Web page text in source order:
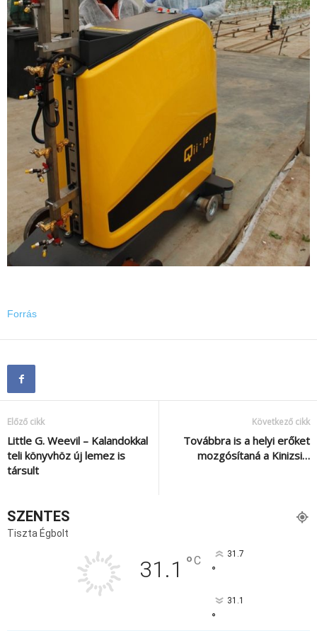
Forrás
Előző cikk
Little G. Weevil – Kalandokkal
teli könyvhöz új lemez is
társult
Következő cikk
Továbbra is a helyi erőket
mozgósítaná a Kinizsi…
SZENTES
Tiszta Égbolt
31.1 °C 31.7
°
31.1
°